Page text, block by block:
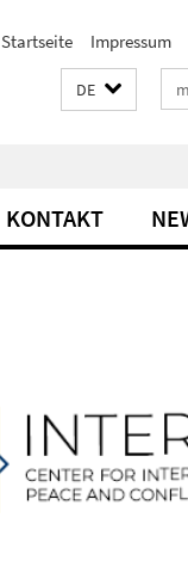
Startseite Impressum
DE
KONTAKT